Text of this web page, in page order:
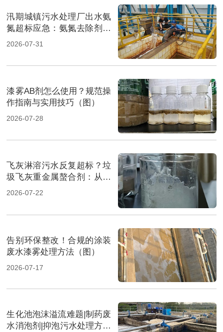
汛期城镇污水处理厂出水氨
氮超标应急：氨氮去除剂投
加方法及实操指南（图）
2026-07-31
漆雾AB剂怎么使用？规范操
作指南与实用技巧（图）
2026-07-28
飞灰淋溶污水反复超标？垃
圾飞灰重金属螯合剂：从源
头实现固液双达标（图）
2026-07-22
告别环保整改！合规的涂装
废水漆雾处理方法（图）
2026-07-17
生化池泡沫溢流难题|制药废
水消泡剂|抑泡污水处理方案